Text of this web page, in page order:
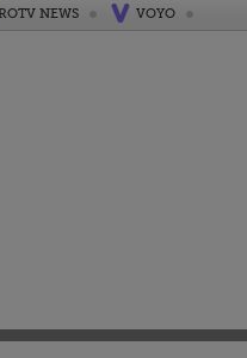
NEWS VOYO